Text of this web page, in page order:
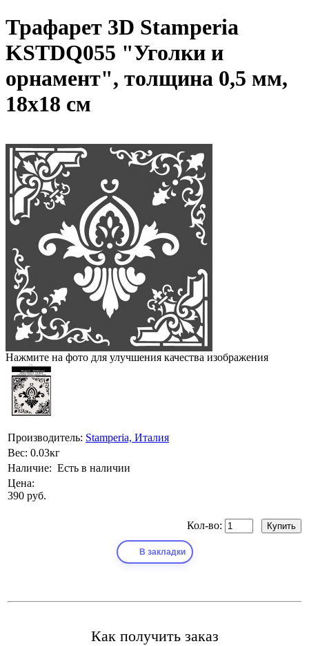
Трафарет 3D Stamperia
KSTDQ055 "Уголки и
орнамент", толщина 0,5 мм,
18х18 см
Нажмите на фото для улучшения качества изображения
Производитель: Stamperia, Италия
Вес: 0.03кг
Наличие: Есть в наличии
Цена:
390 руб.
Кол-во:
В закладки
Как получить заказ